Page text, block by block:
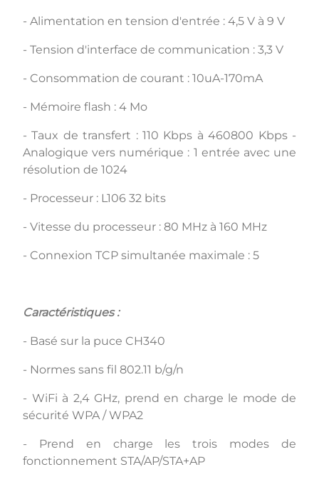
- Alimentation en tension d'entrée : 4,5 V à 9 V
- Tension d'interface de communication : 3,3 V
- Consommation de courant : 10uA-170mA
- Mémoire flash : 4 Mo
- Taux de transfert : 110 Kbps à 460800 Kbps -
Analogique vers numérique : 1 entrée avec une
résolution de 1024
- Processeur : L106 32 bits
- Vitesse du processeur : 80 MHz à 160 MHz
- Connexion TCP simultanée maximale : 5
Caractéristiques :
- Basé sur la puce CH340
- Normes sans fil 802.11 b/g/n
- WiFi à 2,4 GHz, prend en charge le mode de
sécurité WPA / WPA2
- Prend en charge les trois modes de
fonctionnement STA/AP/STA+AP